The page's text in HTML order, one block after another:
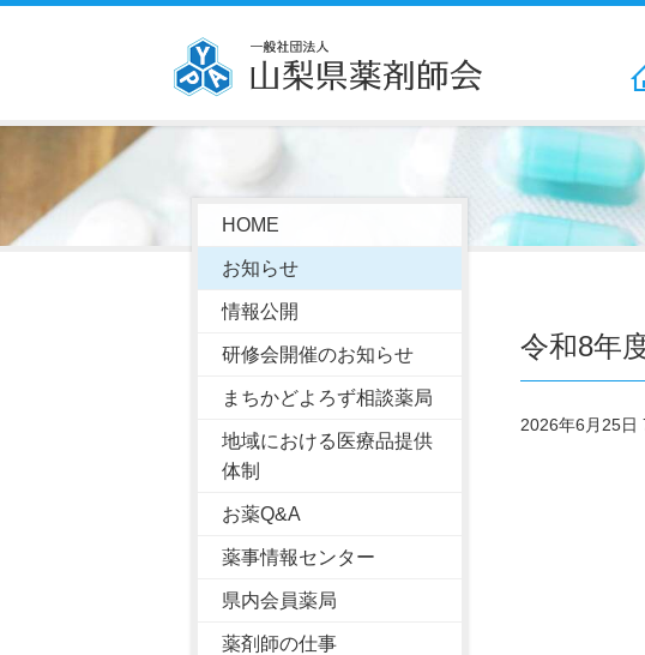
HOME
お知らせ
情報公開
研修会開催のお知らせ
まちかどよろず相談薬局
地域における医療品提供
体制
お薬Q&A
薬事情報センター
県内会員薬局
薬剤師の仕事
令和8年
2026年6月25日